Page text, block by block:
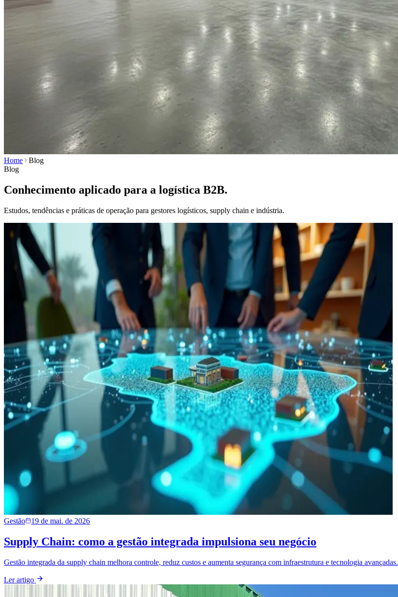
Home
Blog
Blog
Conhecimento aplicado para a logística B2B.
Estudos, tendências e práticas de operação para gestores logísticos, supply chain e indústria.
Gestão 19 de mai. de 2026
Supply Chain: como a gestão integrada impulsiona seu negócio
Gestão integrada da supply chain melhora controle, reduz custos e aumenta segurança com infraestrutura e tecnologia avançadas.
Ler artigo